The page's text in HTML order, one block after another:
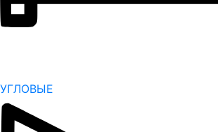
УГЛОВЫЕ